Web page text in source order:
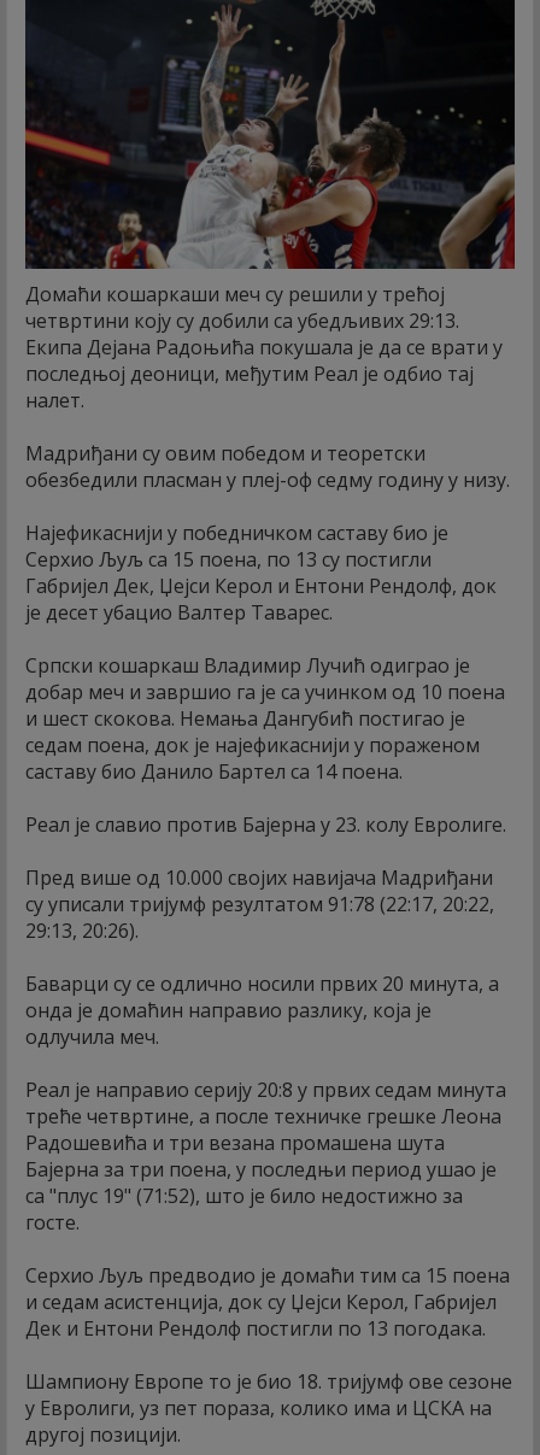
Домаћи кошаркаши меч су решили у трећој
четвртини коју су добили са убедљивих 29:13.
Екипа Дејана Радоњића покушала је да се врати у
последњој деоници, међутим Реал је одбио тај
налет.
Мадриђани су овим победом и теоретски
обезбедили пласман у плеј-оф седму годину у низу.
Најефикаснији у победничком саставу био је
Серхио Љуљ са 15 поена, по 13 су постигли
Габријел Дек, Џејси Керол и Ентони Рендолф, док
је десет убацио Валтер Таварес.
Српски кошаркаш Владимир Лучић одиграо је
добар меч и завршио га је са учинком од 10 поена
и шест скокова. Немања Дангубић постигао је
седам поена, док је најефикаснији у пораженом
саставу био Данило Бартел са 14 поена.
Реал је славио против Бајерна у 23. колу Евролиге.
Пред више од 10.000 својих навијача Мадриђани
су уписали тријумф резултатом 91:78 (22:17, 20:22,
29:13, 20:26).
Баварци су се одлично носили првих 20 минута, а
онда је домаћин направио разлику, која је
одлучила меч.
Реал је направио серију 20:8 у првих седам минута
треће четвртине, а после техничке грешке Леона
Радошевића и три везана промашена шута
Бајерна за три поена, у последњи период ушао је
са "плус 19" (71:52), што је било недостижно за
госте.
Серхио Љуљ предводио је домаћи тим са 15 поена
и седам асистенција, док су Џејси Керол, Габријел
Дек и Ентони Рендолф постигли по 13 погодака.
Шампиону Европе то је био 18. тријумф ове сезоне
у Евролиги, уз пет пораза, колико има и ЦСКА на
другој позицији.